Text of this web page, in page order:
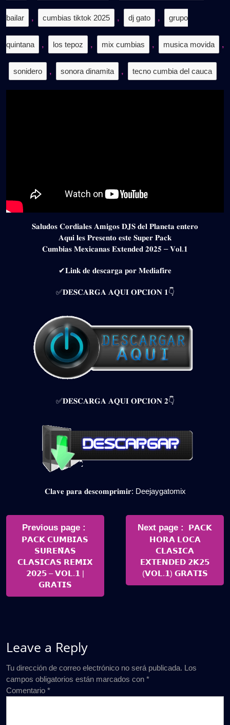
bailar , cumbias tiktok 2025 , dj gato , grupo
quintana , los tepoz , mix cumbias , musica movida ,
sonidero , sonora dinamita , tecno cumbia del cauca
𝐒𝐚𝐥𝐮𝐝𝐨𝐬 𝐂𝐨𝐫𝐝𝐢𝐚𝐥𝐞𝐬 𝐀𝐦𝐢𝐠𝐨𝐬 𝐃𝐉𝐒 𝐝𝐞𝐥 𝐏𝐥𝐚𝐧𝐞𝐭𝐚 𝐞𝐧𝐭𝐞𝐫𝐨
𝐀𝐪𝐮𝐢 𝐥𝐞𝐬 𝐏𝐫𝐞𝐬𝐞𝐧𝐭𝐨 𝐞𝐬𝐭𝐞 𝐒𝐮𝐩𝐞𝐫 𝐏𝐚𝐜𝐤
𝐂𝐮𝐦𝐛𝐢𝐚𝐬 𝐌𝐞𝐱𝐢𝐜𝐚𝐧𝐚𝐬 𝐄𝐱𝐭𝐞𝐧𝐝𝐞𝐝 𝟐𝟎𝟐𝟓 – 𝐕𝐨𝐥.𝟏
✔𝐋𝐢𝐧𝐤 𝐝𝐞 𝐝𝐞𝐬𝐜𝐚𝐫𝐠𝐚 𝐩𝐨𝐫 𝐌𝐞𝐝𝐢𝐚𝐟𝐢𝐫𝐞
✅𝐃𝐄𝐒𝐂𝐀𝐑𝐆𝐀 𝐀𝐐𝐔𝐈 𝐎𝐏𝐂𝐈𝐎𝐍 𝟏👇
✅𝐃𝐄𝐒𝐂𝐀𝐑𝐆𝐀 𝐀𝐐𝐔𝐈 𝐎𝐏𝐂𝐈𝐎𝐍 𝟐👇
𝐂𝐥𝐚𝐯𝐞 𝐩𝐚𝐫𝐚 𝐝𝐞𝐬𝐜𝐨𝐦𝐩𝐫𝐢𝐦𝐢𝐫: Deejaygatomix
Navegación
entradas
Previous page
𝗣𝗔𝗖𝗞 𝗖𝗨𝗠𝗕𝗜𝗔𝗦
𝗦𝗨𝗥𝗘𝗡̃𝗔𝗦
𝗖𝗟𝗔𝗦𝗜𝗖𝗔𝗦 𝗥𝗘𝗠𝗜𝗫
𝟮𝟬𝟮𝟱 – 𝗩𝗢𝗟.𝟭 |
𝗚𝗥𝗔𝗧𝗜𝗦
Next page
Newer
Posts
𝗣𝗔𝗖𝗞
𝗛𝗢𝗥𝗔 𝗟𝗢𝗖𝗔
𝗖𝗟𝗔𝗦𝗜𝗖𝗔
𝗘𝗫𝗧𝗘𝗡𝗗𝗘𝗗 𝟮𝗞𝟮𝟱
(𝗩𝗢𝗟.𝟭) 𝗚𝗥𝗔𝗧𝗜𝗦
Leave a Reply
Tu dirección de correo electrónico no será publicada. Los
campos obligatorios están marcados con *
Comentario *